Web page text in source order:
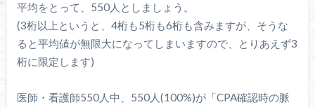
平均をとって、550人としましょう。
(3桁以上というと、4桁も5桁も6桁も含みますが、そうな
ると平均値が無限大になってしまいますので、とりあえず3
桁に限定します)
医師・看護師550人中、550人(100%)が「CPA確認時の脈